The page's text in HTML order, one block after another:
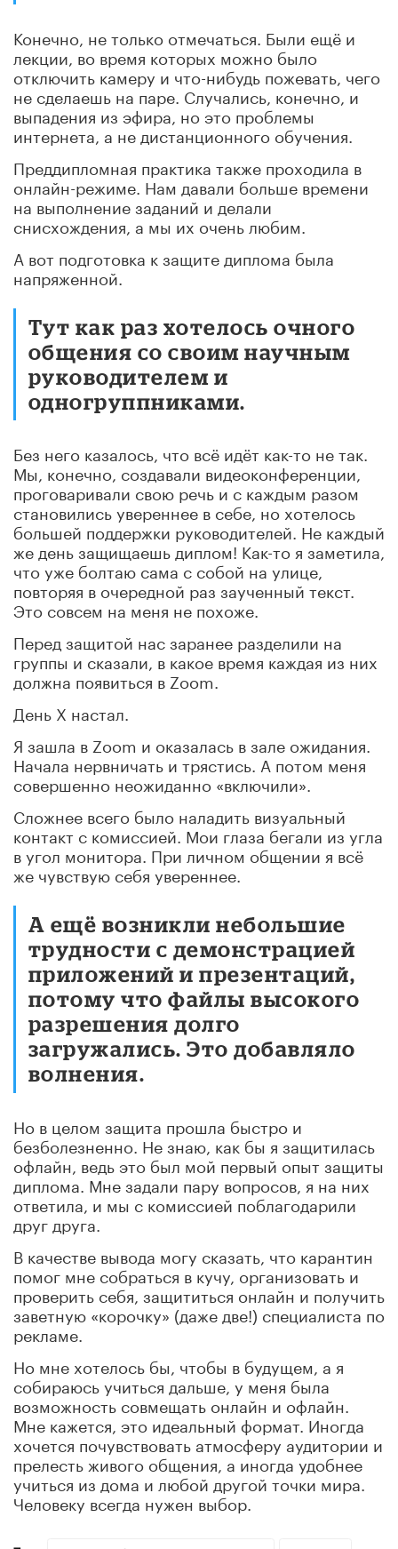
Конечно, не только отмечаться. Были ещё и
лекции, во время которых можно было
отключить камеру и что-нибудь пожевать, чего
не сделаешь на паре. Случались, конечно, и
выпадения из эфира, но это проблемы
интернета, а не дистанционного обучения.
Преддипломная практика также проходила в
онлайн-режиме. Нам давали больше времени
на выполнение заданий и делали
снисхождения, а мы их очень любим.
А вот подготовка к защите диплома была
напряженной.
Тут как раз хотелось очного
общения со своим научным
руководителем и
одногруппниками.
Без него казалось, что всё идёт как-то не так.
Мы, конечно, создавали видеоконференции,
проговаривали свою речь и с каждым разом
становились увереннее в себе, но хотелось
большей поддержки руководителей. Не каждый
же день защищаешь диплом! Как-то я заметила,
что уже болтаю сама с собой на улице,
повторяя в очередной раз заученный текст.
Это совсем на меня не похоже.
Перед защитой нас заранее разделили на
группы и сказали, в какое время каждая из них
должна появиться в Zoom.
День Х настал.
Я зашла в Zoom и оказалась в зале ожидания.
Начала нервничать и трястись. А потом меня
совершенно неожиданно «включили».
Сложнее всего было наладить визуальный
контакт с комиссией. Мои глаза бегали из угла
в угол монитора. При личном общении я всё
же чувствую себя увереннее.
А ещё возникли небольшие
трудности с демонстрацией
приложений и презентаций,
потому что файлы высокого
разрешения долго
загружались. Это добавляло
волнения.
Но в целом защита прошла быстро и
безболезненно. Не знаю, как бы я защитилась
офлайн, ведь это был мой первый опыт защиты
диплома. Мне задали пару вопросов, я на них
ответила, и мы с комиссией поблагодарили
друг друга.
В качестве вывода могу сказать, что карантин
помог мне собраться в кучу, организовать и
проверить себя, защититься онлайн и получить
заветную «корочку» (даже две!) специалиста по
рекламе.
Но мне хотелось бы, чтобы в будущем, а я
собираюсь учиться дальше, у меня была
возможность совмещать онлайн и офлайн.
Мне кажется, это идеальный формат. Иногда
хочется почувствовать атмосферу аудитории и
прелесть живого общения, а иногда удобнее
учиться из дома и любой другой точки мира.
Человеку всегда нужен выбор.